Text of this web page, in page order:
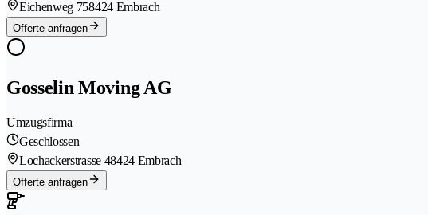
Eichenweg 758424 Embrach
Offerte anfragen
Gosselin Moving AG
Umzugsfirma
Geschlossen
Lochackerstrasse 48424 Embrach
Offerte anfragen